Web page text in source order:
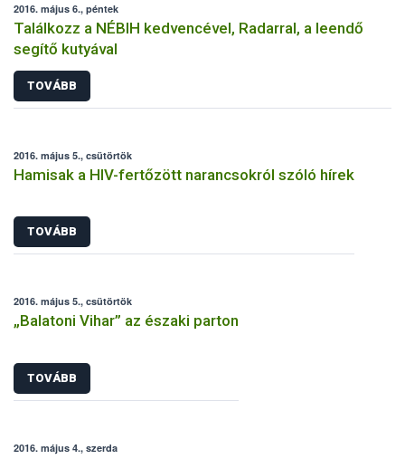
2016. május 6., péntek
Találkozz a NÉBIH kedvencével, Radarral, a leendő
segítő kutyával
TOVÁBB
2016. május 5., csütörtök
Hamisak a HIV-fertőzött narancsokról szóló hírek
TOVÁBB
2016. május 5., csütörtök
„Balatoni Vihar” az északi parton
TOVÁBB
2016. május 4., szerda